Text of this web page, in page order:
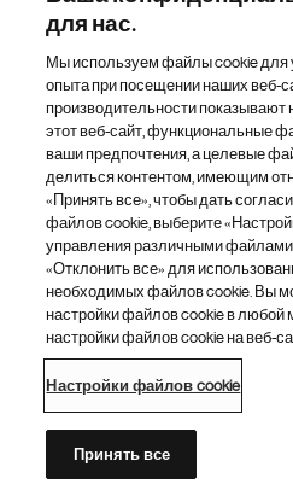
Другие сайты «Новартис»
Footer Site Search
Footer
Bottom
© 2026
Политика конфиденциальности
Настройки файлов cookie
Доступность
Каталог сайтов
Этот сайт предназначен для
для нас.
Мы используем файлы cookie для
опыта при посещении наших веб-
производительности показывают
этот веб-сайт, функциональные
ваши предпочтения, а целевые
делиться контентом, имеющим
«Принять все», чтобы дать
файлов cookie, выберите
управления различными файлами
«Отклонить все» для
необходимых файлов cookie. Вы
настройки файлов cookie в любой
настройки файлов cookie на веб-
Настройки файлов cookie
Принять все